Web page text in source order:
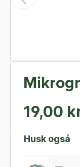
19,00
Husk også